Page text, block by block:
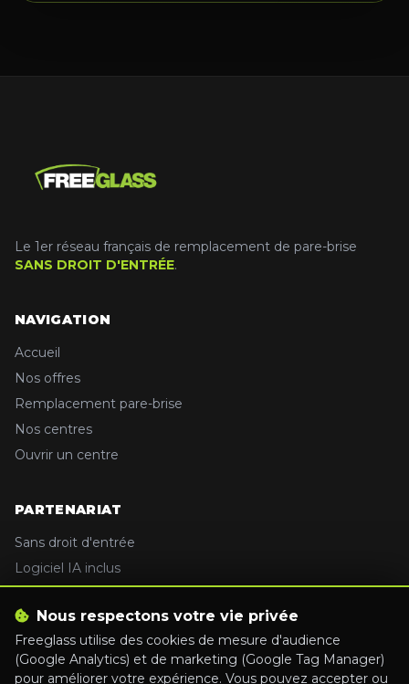
Le 1er réseau français de remplacement de pare-brise
SANS DROIT D'ENTRÉE.
NAVIGATION
Accueil
Nos offres
Remplacement pare-brise
Nos centres
Ouvrir un centre
PARTENARIAT
Sans droit d'entrée
Logiciel IA inclus
Formation complète
CONTACT
Nous respectons votre vie privée
Freeglass utilise des cookies de mesure d'audience
(Google Analytics) et de marketing (Google Tag Manager)
pour améliorer votre expérience. Vous pouvez accepter ou